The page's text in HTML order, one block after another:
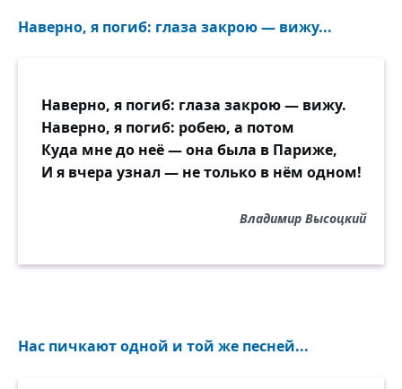
Наверно, я погиб: глаза закрою — вижу...
Наверно, я погиб: глаза закрою — вижу.
Наверно, я погиб: робею, а потом
Куда мне до неё — она была в Париже,
И я вчера узнал — не только в нём одном!
Владимир Высоцкий
Нас пичкают одной и той же песней...